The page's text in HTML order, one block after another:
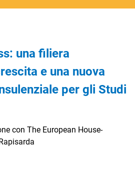
una filiera
e una nuova
per gli Studi
con The European House-